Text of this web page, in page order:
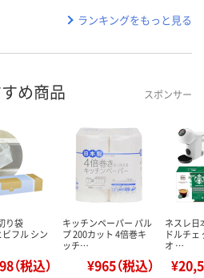
ランキングをもっと見る
め商品 スポンサー
り袋
フル シン
（税込）
キッチンペーパー パル
プ 200カット 4倍巻キ
ッチ…
¥965（税込）
ネスレ日
ドルチェ
オ …